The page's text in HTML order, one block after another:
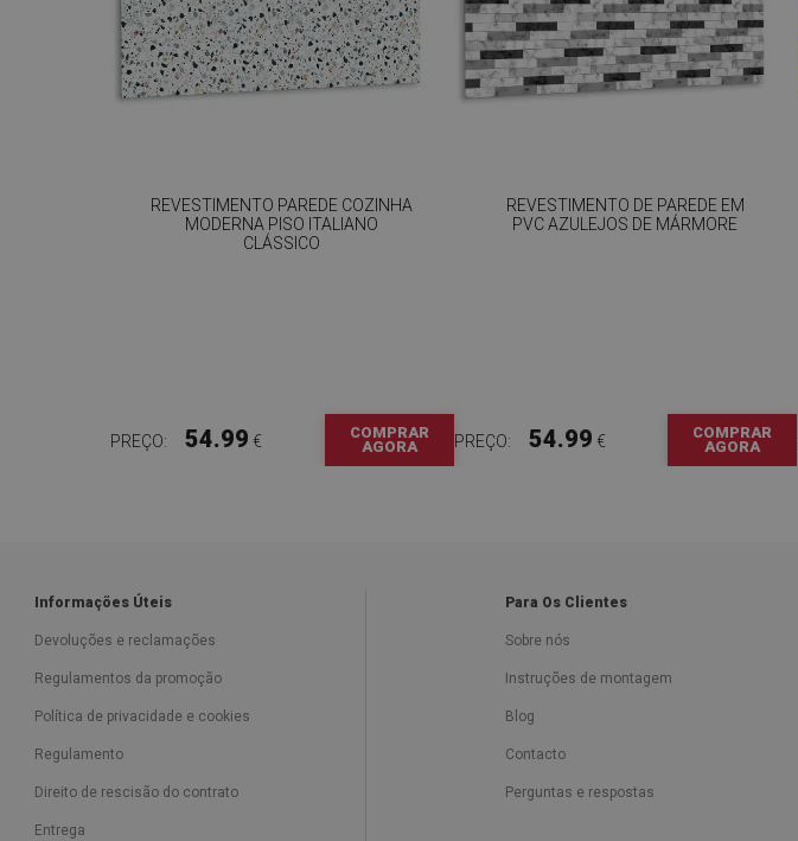
REVESTIMENTO PAREDE COZINHA
MODERNA PISO ITALIANO
CLÁSSICO
PREÇO: 54.99 €
COMPRAR
AGORA
REVESTIMENTO DE PAREDE EM
PVC AZULEJOS DE MÁRMORE
PREÇO: 54.99 €
COMPRAR
AGORA
Informações Úteis
Devoluções e reclamações
Regulamentos da promoção
Política de privacidade e cookies
Regulamento
Direito de rescisão do contrato
Entrega
Para Os Clientes
Sobre nós
Instruções de montagem
Blog
Contacto
Perguntas e respostas